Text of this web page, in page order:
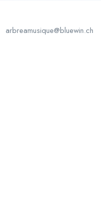
arbreamusique@bluewin.ch